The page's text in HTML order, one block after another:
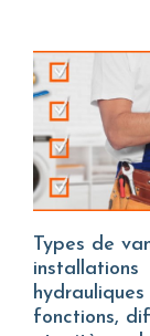
Types de vannes pour
installations
hydrauliques
fonctions,